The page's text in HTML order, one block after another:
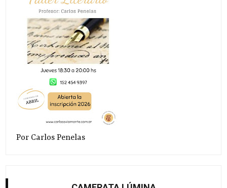
Por Carlos Penelas